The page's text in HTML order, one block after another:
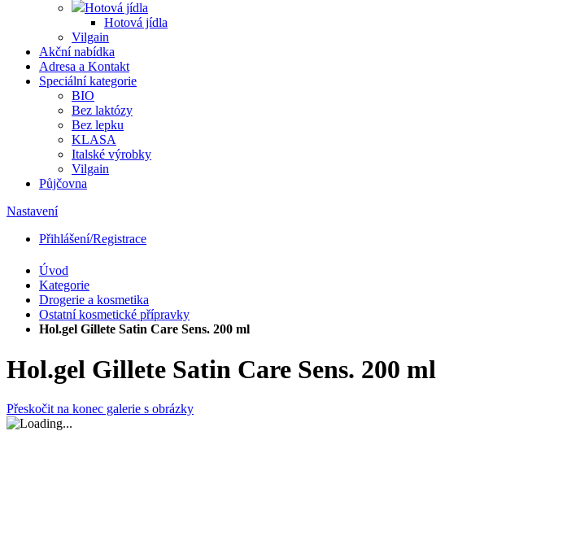
Hotová jídla
Hotová jídla
Vilgain
Akční nabídka
Adresa a Kontakt
Speciální kategorie
BIO
Bez laktózy
Bez lepku
KLASA
Italské výrobky
Vilgain
Půjčovna
Nastavení
Přihlášení/Registrace
Úvod
Kategorie
Drogerie a kosmetika
Ostatní kosmetické přípravky
Hol.gel Gillete Satin Care Sens. 200 ml
Hol.gel Gillete Satin Care Sens. 200 ml
Přeskočit na konec galerie s obrázky